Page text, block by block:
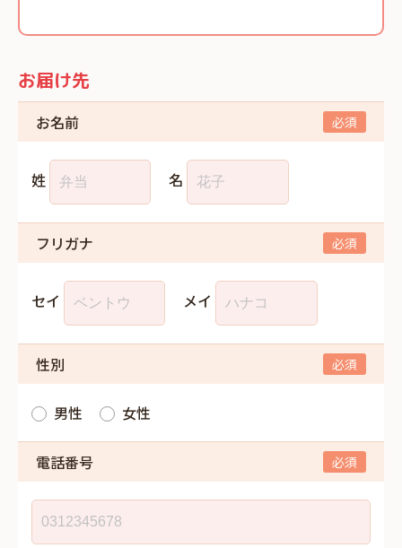
お届け先
お名前
姓 名
フリガナ
セイ メイ
性別
男性 女性
電話番号